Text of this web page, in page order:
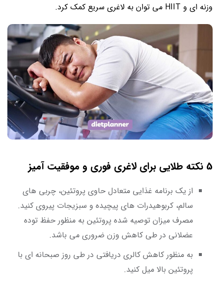
وزنه ای و HIIT می توان به لاغری سریع کمک کرد.
5 نکته طلایی برای لاغری فوری و موفقیت ‌آمیز
از یک برنامه غذایی متعادل حاوی پروتئین، چربی ‌های
سالم، کربوهیدرات ‌های پیچیده و سبزیجات پیروی کنید.
مصرف میزان توصیه شده پروتئین به منظور حفظ توده
عضلانی در طی کاهش وزن ضروری می باشد.
به منظور کاهش کالری دریافتی در طی روز صبحانه ای با
پروتئین بالا میل کنید.